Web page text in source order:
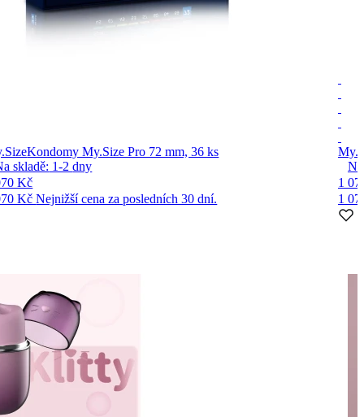
Kondomy My.Size Pro 72 mm, 36 ks
skladě: 1-2dny
Kč
KčNejnižší cena za posledních 30 dní.
1
1